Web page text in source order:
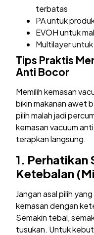
terbatas
PA untuk
EVOH untuk
Multilayer
Tips Praktis
Anti Bocor
Memilih kemasan
bikin makanan awet
pilih malah jadi
kemasan vacuum
terapkan langsung.
1. Perhatikan
Ketebalan
Jangan asal pilih
kemasan dengan
Semakin tebal,
tusukan. Untuk